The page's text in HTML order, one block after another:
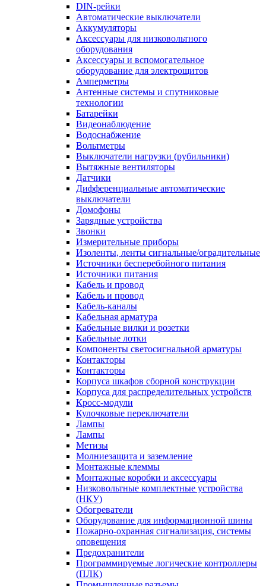
DIN-рейки
Автоматические выключатели
Аккумуляторы
Аксессуары для низковольтного
оборудования
Аксессуары и вспомогательное
оборудование для электрощитов
Амперметры
Антенные системы и спутниковые
технологии
Батарейки
Видеонаблюдение
Водоснабжение
Вольтметры
Выключатели нагрузки (рубильники)
Вытяжные вентиляторы
Датчики
Дифференциальные автоматические
выключатели
Домофоны
Зарядные устройства
Звонки
Измерительные приборы
Изоленты, ленты сигнальные/оградительные
Источники бесперебойного питания
Источники питания
Кабель и провод
Кабель и провод
Кабель-каналы
Кабельная арматура
Кабельные вилки и розетки
Кабельные лотки
Компоненты светосигнальной арматуры
Контакторы
Контакторы
Корпуса шкафов сборной конструкции
Корпуса для распределительных устройств
Кросс-модули
Кулочковые переключатели
Лампы
Лампы
Метизы
Молниезащита и заземление
Монтажные клеммы
Монтажные коробки и аксессуары
Низковольтные комплектные устройства
(НКУ)
Обогреватели
Оборудование для информационной шины
Пожарно-охранная сигнализация, системы
оповещения
Предохранители
Программируемые логические контроллеры
(ПЛК)